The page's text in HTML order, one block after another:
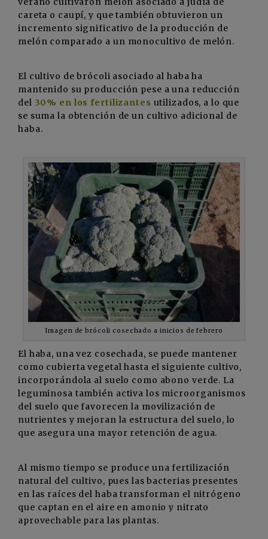
careta o caupí, y que también obtuvieron un
incremento significativo de la producción de
melón comparado a un monocultivo de melón.
El cultivo de brócoli asociado al haba ha
mantenido su producción pese a una reducción
del 30% en los fertilizantes utilizados, a lo que
se suma la obtención de un cultivo adicional de
haba.
Imagen de brócoli cosechado a inicios de febrero
El haba, una vez cosechada, se puede mantener
como cubierta vegetal hasta el siguiente cultivo,
incorporándola al suelo como abono verde. La
leguminosa también activa los microorganismos
del suelo que favorecen la movilización de
nutrientes y mejoran la estructura del suelo, lo
que asegura una mayor retención de agua.
Al mismo tiempo se produce una fertilización
natural del cultivo, pues las bacterias presentes
en las raíces del haba transforman el nitrógeno
que captan en el aire en amonio y nitrato
aprovechable para las plantas.